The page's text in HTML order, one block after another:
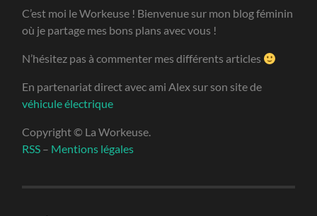
C’est moi le Workeuse ! Bienvenue sur mon blog féminin
où je partage mes bons plans avec vous !
N’hésitez pas à commenter mes différents articles
En partenariat direct avec ami Alex sur son site de
véhicule électrique
Copyright © La Workeuse.
RSS – Mentions légales